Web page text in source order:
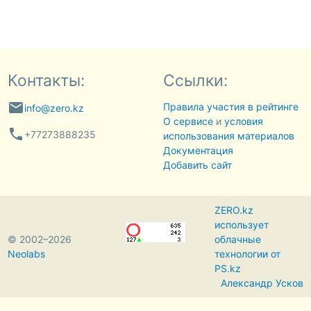
Контакты:
emailinfo@zero.kz
phone +77273888235
Ссылки:
Правила участия в рейтинге
О сервисеи условия
использования материалов
Документация
Добавить сайт
© 2002–2026
Neolabs
ZERO.kz
использует
облачные
технологии от
PS.kz
Александр Усков